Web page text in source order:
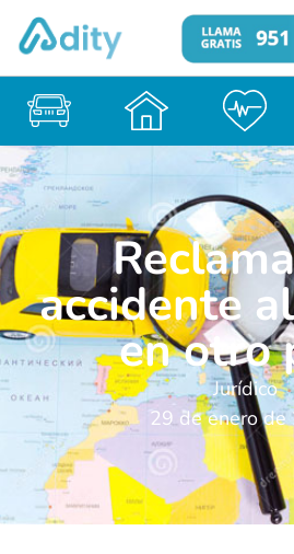
accidente
en otro
Jurídico
29 de enero de